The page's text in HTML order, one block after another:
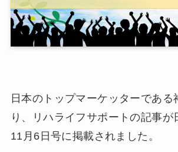
日本のトップマーケッターである
り、リハライフサポートの記事が
11月6日号に掲載されました。